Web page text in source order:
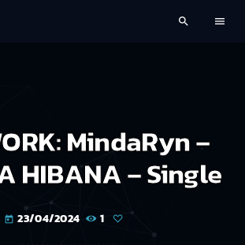
search menu
MindaRyn –
HIBANA – Single
today 23/04/2024 1